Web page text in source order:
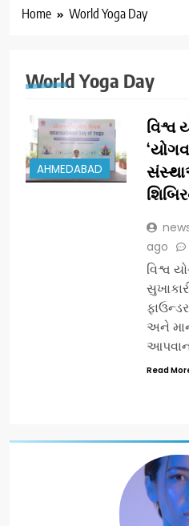
Home World Yoga Day
World Yoga Day
AHMEDABAD
વિશ્વ
ago
વિશ્વ
ફાઉન્ડર
અને
Read